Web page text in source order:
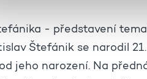
- představení
Štefánik se narodil
jeho narození. Na